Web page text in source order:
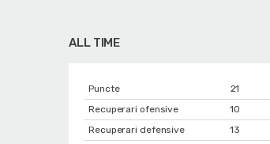
ALL TIME
Puncte 21
Recuperari ofensive
10
Recuperari defensive
13